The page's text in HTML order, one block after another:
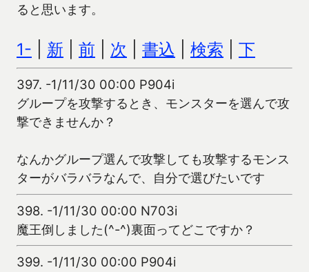
ると思います。
1- 新 前 次 書込 検索 下
397. -1/11/30 00:00 P904i
グループを攻撃するとき、モンスターを選んで攻
撃できませんか？
なんかグループ選んで攻撃しても攻撃するモンス
ターがバラバラなんで、自分で選びたいです
398. -1/11/30 00:00 N703i
魔王倒しました(^-^)裏面ってどこですか？
399. -1/11/30 00:00 P904i